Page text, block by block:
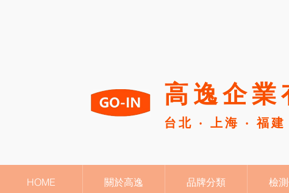
高逸企業
台北 ‧ 上海 ‧ 福
HOME 關於高逸 品牌分類 檢